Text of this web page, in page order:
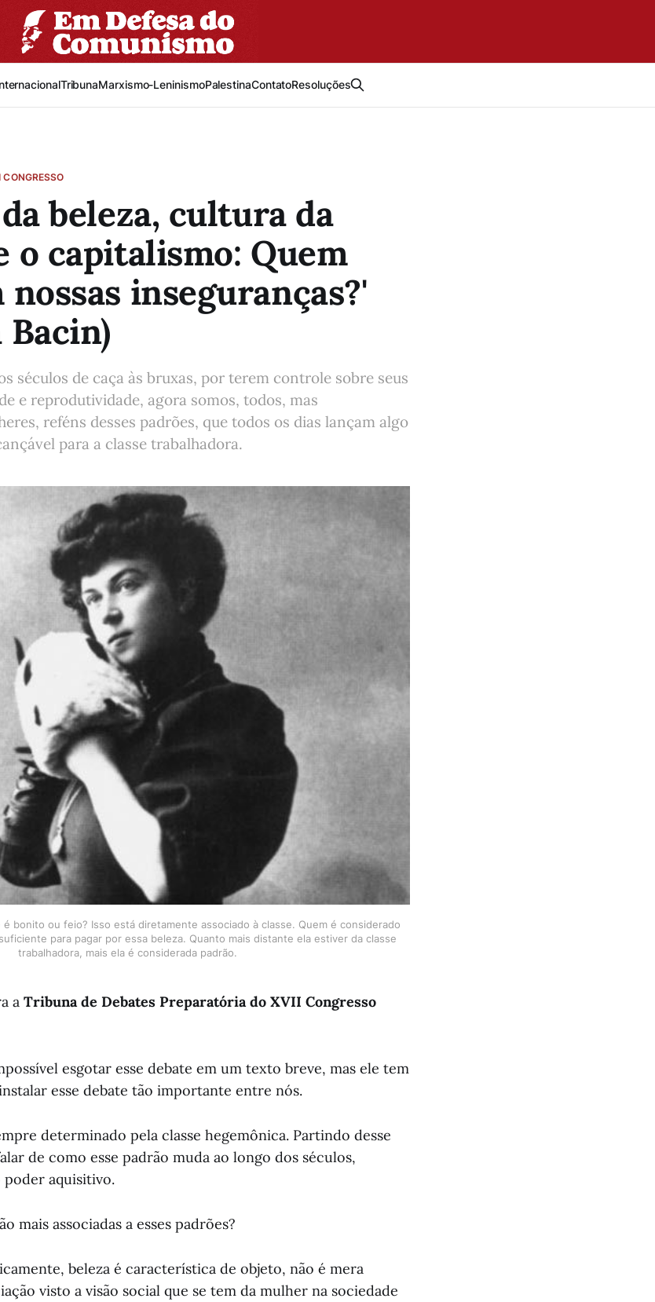
TribunaMarxismo-LeninismoPalestinaContatoResoluções
beleza, cultura da
o capitalismo: Quem
inseguranças?'
Bacin)
séculos de caça às bruxas, por terem controle sobre seus
e reprodutividade, agora somos, todos, mas
reféns desses padrões, que todos os dias lançam algo
para a classe trabalhadora.
bonito ou feio? Isso está diretamente associado à classe. Quem é considerado
para pagar por essa beleza. Quanto mais distante ela estiver da classe
trabalhadora, mais ela é considerada padrão.
a Tribuna de Debates Preparatória do XVII Congresso
esgotar esse debate em um texto breve, mas ele tem
esse debate tão importante entre nós.
determinado pela classe hegemônica. Partindo desse
de como esse padrão muda ao longo dos séculos,
poder aquisitivo.
mais associadas a esses padrões?
beleza é característica de objeto, não é mera
visto a visão social que se tem da mulher na sociedade